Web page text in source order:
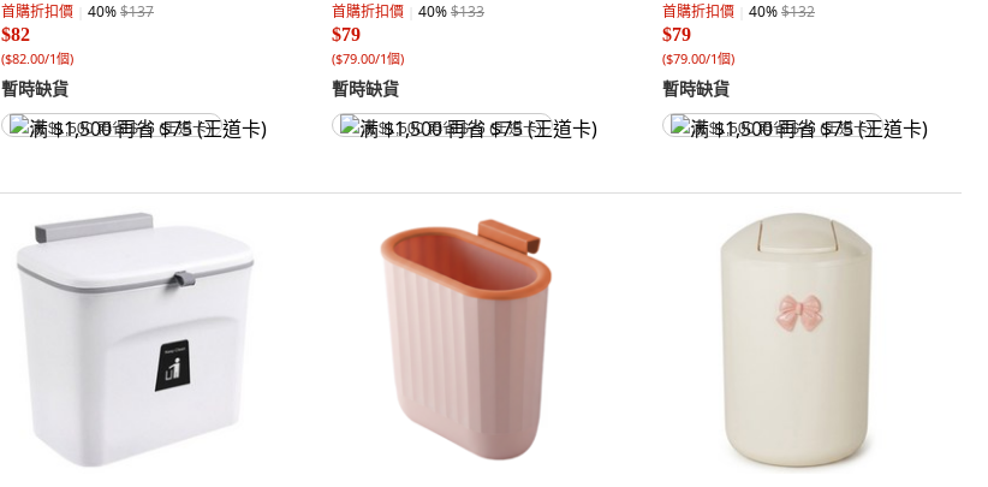
首購折扣價 40%$137
$82
($82.00/1個)
暫時缺貨
满 $1,500 再省 $75 (王道卡)
首購折扣價 40%$133
$79
($79.00/1個)
暫時缺貨
满 $1,500 再省 $75 (王道卡)
首購折扣價 40%$132
$79
($79.00/1個)
暫時缺貨
满 $1,500 再省 $75 (王道卡)